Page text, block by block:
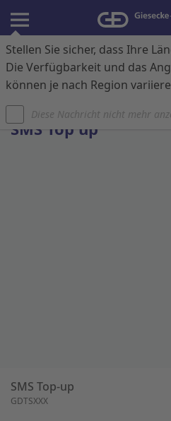
Stellen Sie sicher, dass Ihre
Die Verfügbarkeit und das
können je nach Region
Diese Nachricht nicht mehr
Anmelden Kontakt
SMS Top up
SMS Top-up
GDTSXXX